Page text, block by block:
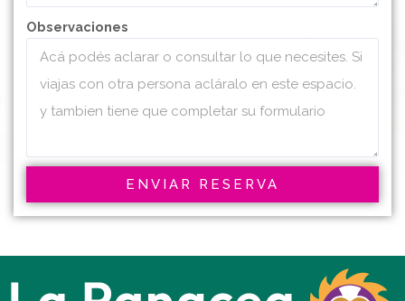
Observaciones
ENVIAR RESERVA